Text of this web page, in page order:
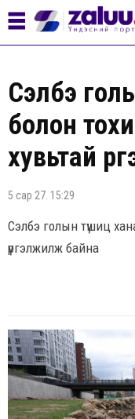
Сэлбэ
болон
хувьтай
5 сар 27. 15:29
Сэлбэ голын түшиц
үргэлжилж байна